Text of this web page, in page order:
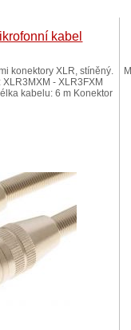
kabel
konektory XLR, stíněný.
XLR3MXM - XLR3FXM
kabelu: 6 m Konektor